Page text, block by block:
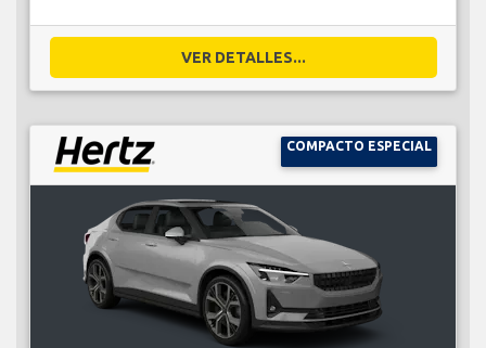
VER DETALLES...
COMPACTO ESPECIAL